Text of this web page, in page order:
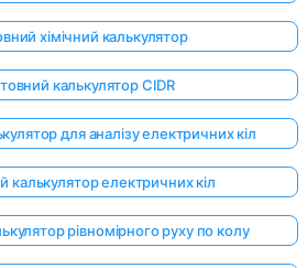
хімічний калькулятор
калькулятор CIDR
для аналізу електричних кіл
калькулятор електричних кіл
рівномірного руху по колу